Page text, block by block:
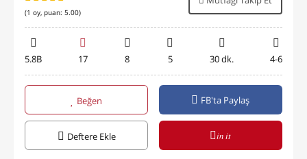
(1 oy, puan: 5.00)
5.8B 17 8 5 30 dk. 4-6
Beğen FB'ta Paylaş
Deftere Ekle in it